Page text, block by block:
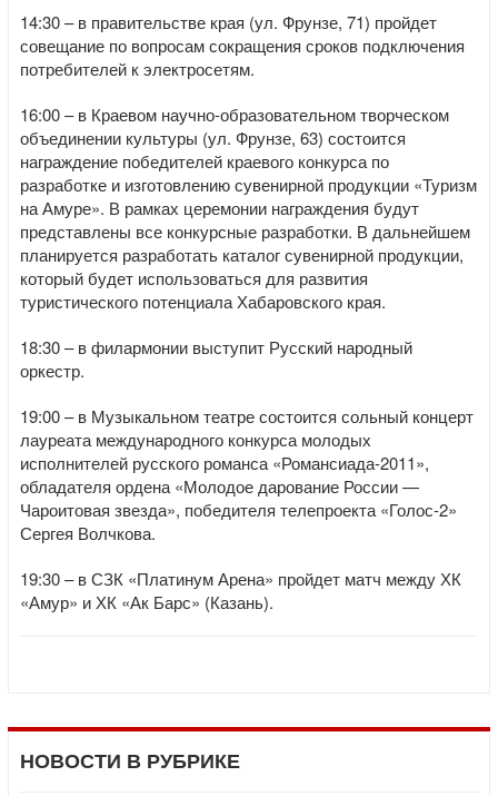
14:30 – в правительстве края (ул. Фрунзе, 71) пройдет
совещание по вопросам сокращения сроков подключения
потребителей к электросетям.
16:00 – в Краевом научно-образовательном творческом
объединении культуры (ул. Фрунзе, 63) состоится
награждение победителей краевого конкурса по
разработке и изготовлению сувенирной продукции «Туризм
на Амуре». В рамках церемонии награждения будут
представлены все конкурсные разработки. В дальнейшем
планируется разработать каталог сувенирной продукции,
который будет использоваться для развития
туристического потенциала Хабаровского края.
18:30 – в филармонии выступит Русский народный
оркестр.
19:00 – в Музыкальном театре состоится сольный концерт
лауреата международного конкурса молодых
исполнителей русского романса «Романсиада-2011»,
обладателя ордена «Молодое дарование России —
Чароитовая звезда», победителя телепроекта «Голос-2»
Сергея Волчкова.
19:30 – в СЗК «Платинум Арена» пройдет матч между ХК
«Амур» и ХК «Ак Барс» (Казань).
НОВОСТИ В РУБРИКЕ